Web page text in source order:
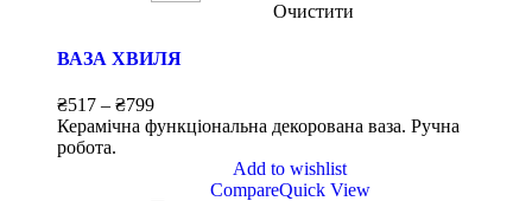
Очистити
ВАЗА ХВИЛЯ
₴517 – ₴799
Керамічна функціональна декорована ваза. Ручна
робота.
Add to wishlist
CompareQuick View